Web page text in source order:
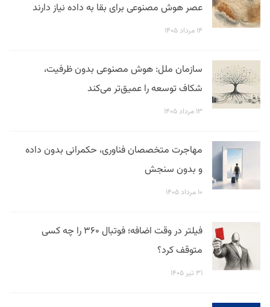
عصر هوش مصنوعی برای بقا به داده نیاز دارند
۱۴ مرداد ۱۴۰۵
سازمان ملل: هوش مصنوعی بدون ظرفیت،
شکاف توسعه را عمیق‌تر می‌کند
۱۳ مرداد ۱۴۰۵
مهاجرت متخصصان فناوری، حکمرانی بدون داده
و بدون سنجش
۱۰ مرداد ۱۴۰۵
فیلتر در وقت اضافه؛ فوتبال ۳۶۰ را چه کسی
متوقف کرد؟
۳۱ تیر ۱۴۰۵